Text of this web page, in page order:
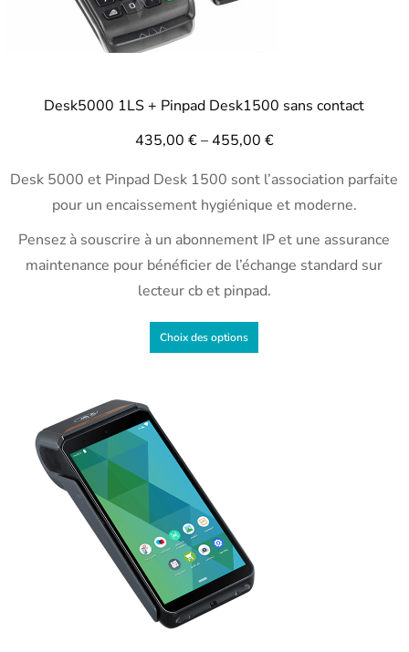
Desk5000 1LS + Pinpad Desk1500 sans contact
435,00 €–455,00 €
Desk 5000 et Pinpad Desk 1500 sont l’association parfaite
pour un encaissement hygiénique et moderne.
Pensez à souscrire à un abonnement IP et une assurance
maintenance pour bénéficier de l’échange standard sur
lecteur cb et pinpad.
Choix des options